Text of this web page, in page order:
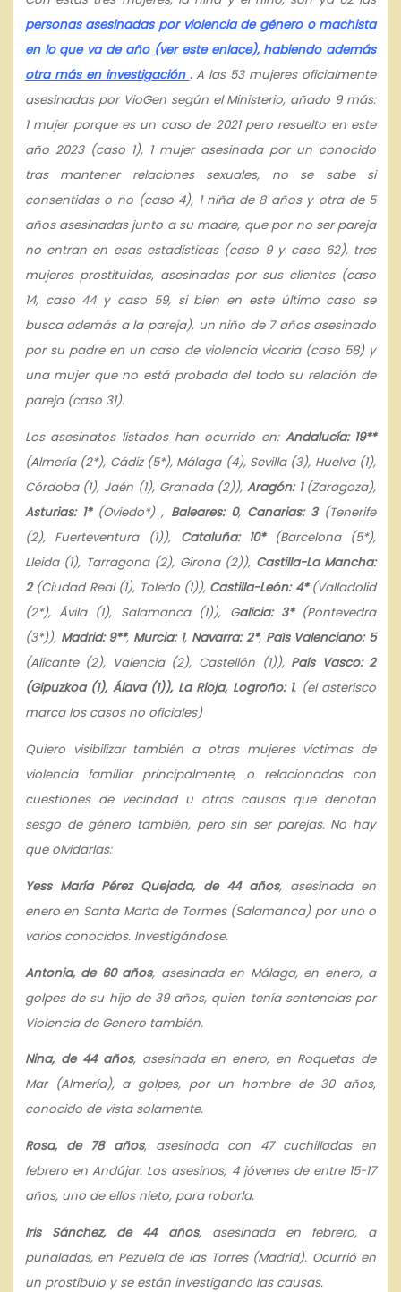
personas asesinadas por violencia de género o machista
en lo que va de año (ver este enlace), habiendo además
otra más en investigación .A las 53 mujeres oficialmente
asesinadas por VioGen según el Ministerio, añado 9 más:
1 mujer porque es un caso de 2021 pero resuelto en este
año 2023 (caso 1), 1 mujer asesinada por un conocido
tras mantener relaciones sexuales, no se sabe si
consentidas o no (caso 4), 1 niña de 8 años y otra de 5
años asesinadas junto a su madre, que por no ser pareja
no entran en esas estadísticas (caso 9 y caso 62), tres
mujeres prostituidas, asesinadas por sus clientes (caso
14, caso 44 y caso 59, si bien en este último caso se
busca además a la pareja), un niño de 7 años asesinado
por su padre en un caso de violencia vicaria (caso 58) y
una mujer que no está probada del todo su relación de
pareja (caso 31).
Los asesinatos listados han ocurrido en: Andalucía: 19**
(Almería (2*), Cádiz (5*), Málaga (4), Sevilla (3), Huelva (1),
Córdoba (1), Jaén (1), Granada (2)), Aragón: 1(Zaragoza),
Asturias: 1* (Oviedo*) , Baleares: 0, Canarias: 3 (Tenerife
(2), Fuerteventura (1)), Cataluña: 10* (Barcelona (5*),
Lleida (1), Tarragona (2), Girona (2)), Castilla-La Mancha:
2 (Ciudad Real (1), Toledo (1)), Castilla-León: 4* (Valladolid
(2*), Ávila (1), Salamanca (1)), Galicia: 3* (Pontevedra
(3*)), Madrid: 9**, Murcia: 1, Navarra: 2*, País Valenciano: 5
(Alicante (2), Valencia (2), Castellón (1)), País Vasco: 2
(Gipuzkoa (1), Álava (1)), La Rioja, Logroño: 1. (el asterisco
marca los casos no oficiales)
Quiero visibilizar también a otras mujeres víctimas de
violencia familiar principalmente, o relacionadas con
cuestiones de vecindad u otras causas que denotan
sesgo de género también, pero sin ser parejas. No hay
que olvidarlas:
Yess María Pérez Quejada, de 44 años, asesinada en
enero en Santa Marta de Tormes (Salamanca) por uno o
varios conocidos. Investigándose.
Antonia, de 60 años, asesinada en Málaga, en enero, a
golpes de su hijo de 39 años, quien tenía sentencias por
Violencia de Genero también.
Nina, de 44 años, asesinada en enero, en Roquetas de
Mar (Almería), a golpes, por un hombre de 30 años,
conocido de vista solamente.
Rosa, de 78 años, asesinada con 47 cuchilladas en
febrero en Andújar. Los asesinos, 4 jóvenes de entre 15-17
años, uno de ellos nieto, para robarla.
Iris Sánchez, de 44 años, asesinada en febrero, a
puñaladas, en Pezuela de las Torres (Madrid). Ocurrió en
un prostíbulo y se están investigando las causas.